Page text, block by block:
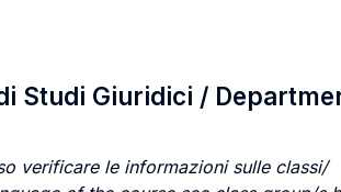
Studi Giuridici /
verificare le informazioni sulle classi/